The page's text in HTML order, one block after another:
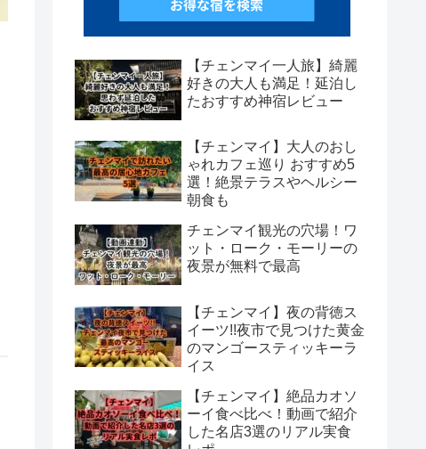
【チェンマイ一人旅】綺麗
好きの大人も満足！延泊し
たおすすめ神宿レビュー
【チェンマイ】大人のおし
ゃれカフェ巡り おすすめ5
選！絶景テラスやヘルシー
朝食も
チェンマイ観光の穴場！ワ
ット・ローク・モーリーの
夜景が無料で最高
【チェンマイ】夜の背徳ス
イーツ!!夜市で見つけた黄金
のマンゴースティッキーラ
イス
【チェンマイ】絶品カオソ
ーイ食べ比べ！動画で紹介
した名店3選のリアル実食